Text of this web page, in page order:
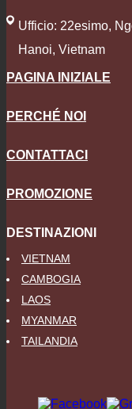
Ufficio: 22esimo,
Hanoi, Vietnam
PAGINA INIZIALE
PERCHÉ NOI
CONTATTACI
PROMOZIONE
DESTINAZIONI
VIETNAM
CAMBOGIA
LAOS
MYANMAR
TAILANDIA